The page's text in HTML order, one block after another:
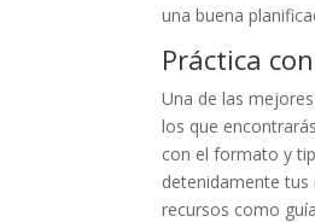
una buena
Práctica
Una de las
los que
con el formato y
detenidamente
recursos como